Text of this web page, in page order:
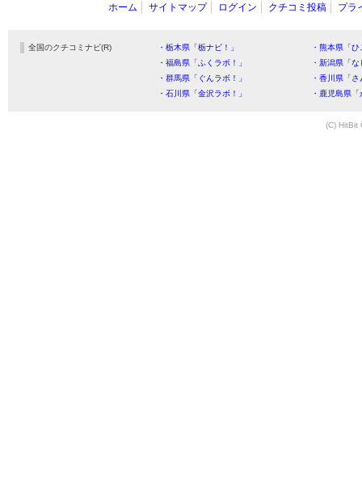
ホーム サイトマップ ログイン クチコミ投稿 プラ
全国のクチコミナビ(R) ・栃木県「栃ナビ！」
・熊本県「
・福島県「ふくラボ！」
・新潟県「
・群馬県「ぐんラボ！」
・香川県「
・石川県「金沢ラボ！」
・鹿児島県
(C) HitBit